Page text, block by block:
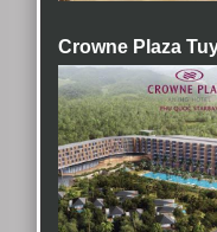
Crowne Plaza